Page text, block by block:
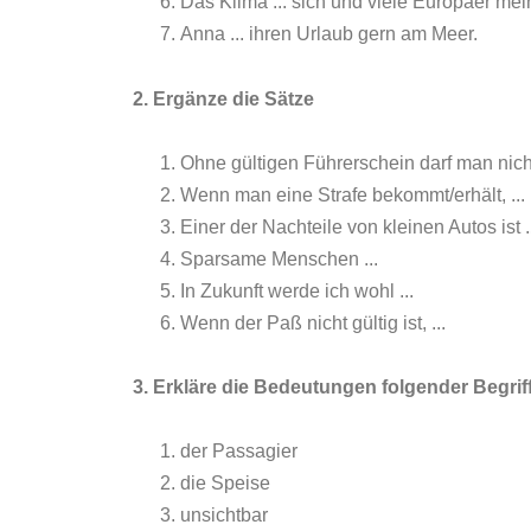
Anna ... ihren Urlaub gern am Meer.
2. Ergänze die Sätze
Ohne gültigen Führerschein darf man
Wenn man eine Strafe bekommt/erhält, ...
Einer der Nachteile von kleinen Autos ist
Sparsame Menschen ...
In Zukunft werde ich wohl ...
Wenn der Paß nicht gültig ist, ...
3. Erkläre die Bedeutungen folgender
der Passagier
die Speise
unsichtbar